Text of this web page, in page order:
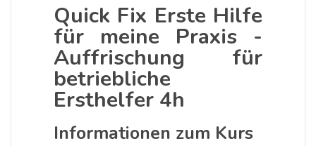
Quick Fix Erste Hilfe
für meine Praxis -
Auffrischung für
betriebliche
Ersthelfer 4h
Informationen zum Kurs